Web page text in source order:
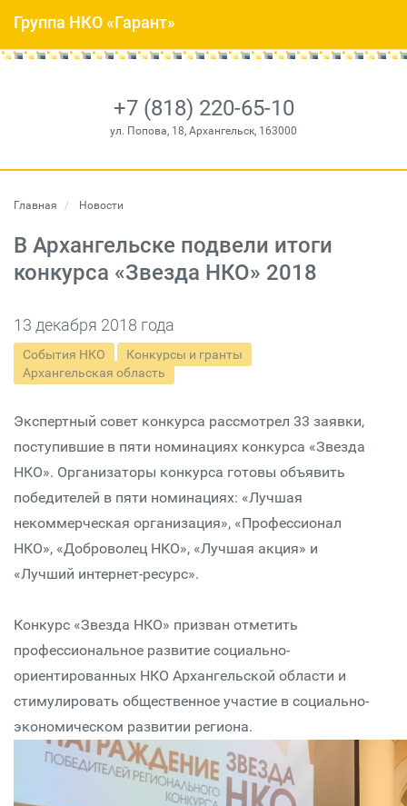
+7 (818) 220-65-10
ул. Попова, 18, Архангельск, 163000
Группа НКО «Гарант»
Главная Новости
В Архангельске подвели итоги
конкурса «Звезда НКО» 2018
13 декабря 2018 года
События НКО
Конкурсы и гранты
Архангельская область
Экспертный совет конкурса рассмотрел 33 заявки,
поступившие в пяти номинациях конкурса «Звезда
НКО». Организаторы конкурса готовы объявить
победителей в пяти номинациях: «Лучшая
некоммерческая организация», «Профессионал
НКО», «Доброволец НКО», «Лучшая акция» и
«Лучший интернет-ресурс».
Конкурс «Звезда НКО» призван отметить
профессиональное развитие социально-
ориентированных НКО Архангельской области и
стимулировать общественное участие в социально-
экономическом развитии региона.